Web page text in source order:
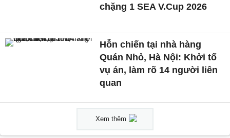
chặng 1 SEA V.Cup 2026
Hỗn chiến tại nhà hàng
Quán Nhỏ, Hà Nội: Khởi tố
vụ án, làm rõ 14 người liên
quan
Xem thêm